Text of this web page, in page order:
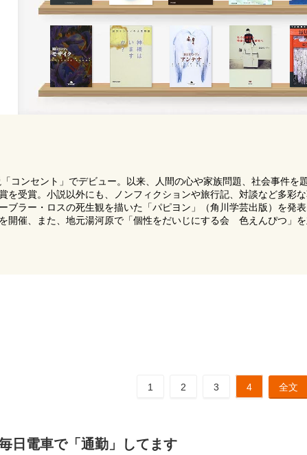
コンセント」でデビュー。以来、人間の心や家族問題、社会事件を
を受賞。小説以外にも、ノンフィクションや旅行記、対談など多彩
ブラー・ロスの死生観を描いた「パピヨン」（角川学芸出版）を発
開催、また、地元湯河原で「個性をだいじにする会 色えんぴつ」
1 2 3 4 全文
日電車で「通勤」してます